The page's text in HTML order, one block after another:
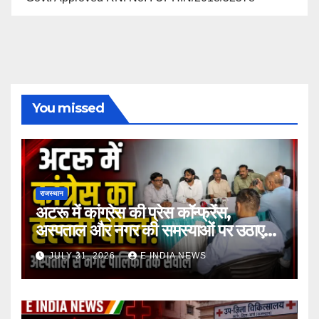
You missed
राजस्थान
अटरू में कांग्रेस की प्रेस कॉन्फ्रेंस,
अस्पताल और नगर की समस्याओं पर उठाए
सवाल
JULY 31, 2026 E INDIA NEWS